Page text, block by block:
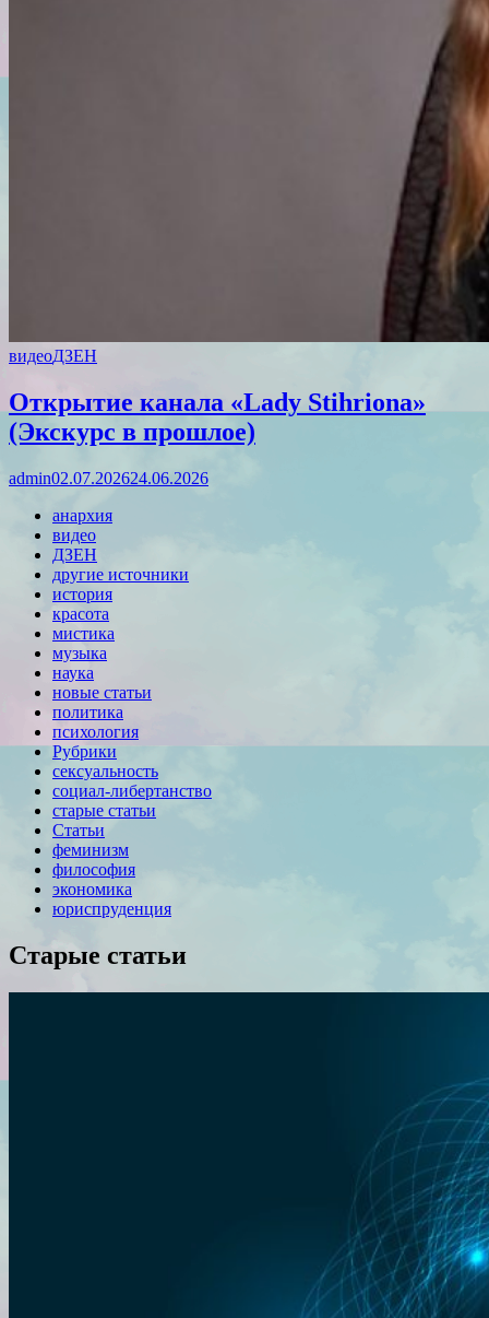
видеоДЗЕН
Открытие канала «Lady Stihriona»
(Экскурс в прошлое)
admin02.07.202624.06.2026
анархия
видео
ДЗЕН
другие источники
история
красота
мистика
музыка
наука
новые статьи
политика
психология
Рубрики
сексуальность
социал-либертанство
старые статьи
Статьи
феминизм
философия
экономика
юриспруденция
Старые статьи